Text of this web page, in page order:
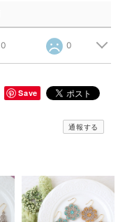
0 0
Save
通報する